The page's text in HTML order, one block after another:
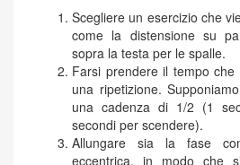
Scegliere un esercizio che
come la distensione su
sopra la testa per le spalle.
Farsi prendere il tempo
una ripetizione.
una cadenza di 1/2 (1
secondi per scendere).
Allungare sia la fase
eccentrica, in modo che